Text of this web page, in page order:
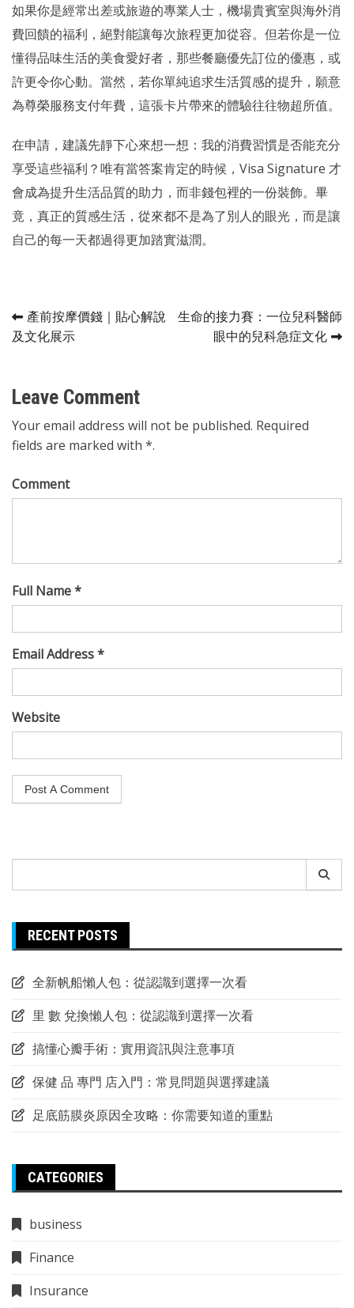
如果你是經常出差或旅遊的專業人士，機場貴賓室與海外消
費回饋的福利，絕對能讓每次旅程更加從容。但若你是一位
懂得品味生活的美食愛好者，那些餐廳優先訂位的優惠，或
許更令你心動。當然，若你單純追求生活質感的提升，願意
為尊榮服務支付年費，這張卡片帶來的體驗往往物超所值。
在申請，建議先靜下心來想一想：我的消費習慣是否能充分
享受這些福利？唯有當答案肯定的時候，Visa Signature 才
會成為提升生活品質的助力，而非錢包裡的一份裝飾。畢
竟，真正的質感生活，從來都不是為了別人的眼光，而是讓
自己的每一天都過得更加踏實滋潤。
Post
navigation
產前按摩價錢｜貼心解說
及文化展示
生命的接力賽：一位兒科醫師
眼中的兒科急症文化
Leave Comment
Your email address will not be published. Required
fields are marked with *.
Comment
Full Name *
Email Address *
Website
for:
RECENT POSTS
全新帆船懶人包：從認識到選擇一次看
里 數 兌換懶人包：從認識到選擇一次看
搞懂心瓣手術：實用資訊與注意事項
保健 品 專門 店入門：常見問題與選擇建議
足底筋膜炎原因全攻略：你需要知道的重點
CATEGORIES
business
Finance
Insurance